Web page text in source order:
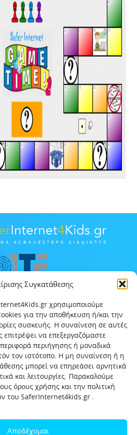
Συγκατάθεσης
χρησιμοποιούμε
για την αποθήκευση ή/και την
συσκευής. Η συναίνεση σε αυτές
επιτρέψει να επεξεργαζόμαστε
περιήγησης ή μοναδικά
τον ιστότοπο. Η μη συναίνεση ή η
μπορεί να επηρεάσει αρνητικά
και λειτουργίες. Παρακαλούμε
όρους χρήσης και την πολιτική
του SaferInternet4kids.gr .
Αποδέχομαι